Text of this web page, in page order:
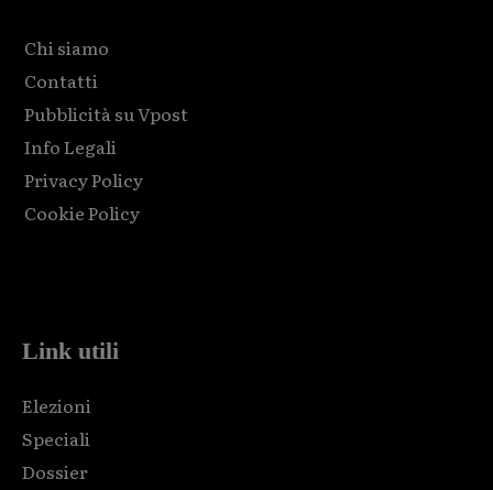
Chi siamo
Contatti
Pubblicità su Vpost
Info Legali
Privacy Policy
Cookie Policy
Link utili
Elezioni
Speciali
Dossier